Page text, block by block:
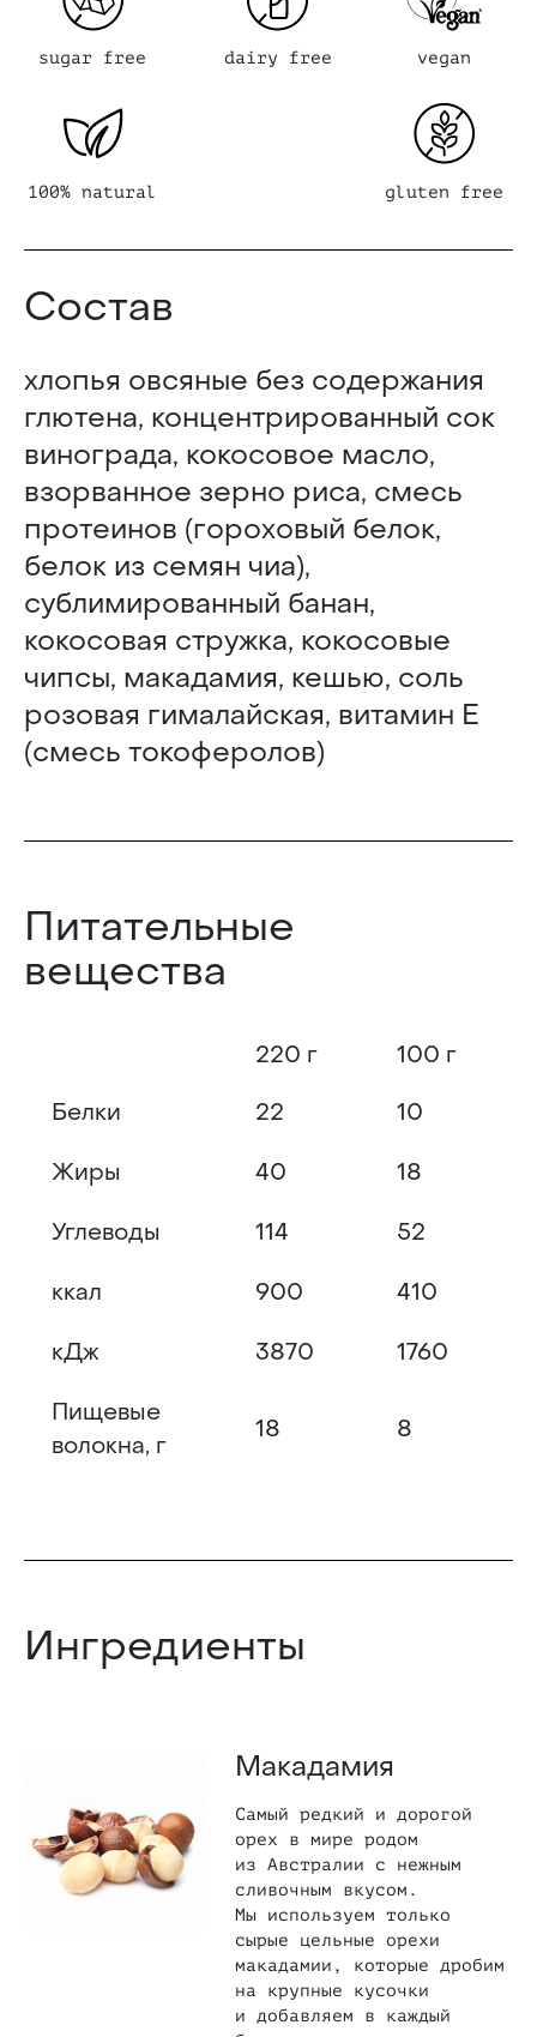
sugar free dairy free vegan
100% natural gluten free
Состав
хлопья овсяные без содержания
глютена, концентрированный сок
винограда, кокосовое масло,
взорванное зерно риса, смесь
протеинов (гороховый белок,
белок из семян чиа),
сублимированный банан,
кокосовая стружка, кокосовые
чипсы, макадамия, кешью, соль
розовая гималайская, витамин Е
(смесь токоферолов)
Питательные
вещества
220 г
100 г
Белки
22
10
Жиры
40
18
Углеводы
114
52
ккал
900
410
кДж
3870
1760
Пищевые
волокна, г
18 8
Ингредиенты
Макадамия
Самый редкий и дорогой
орех в мире родом
из Австралии с нежным
сливочным вкусом.
Мы используем только
сырые цельные орехи
макадамии, которые дробим
на крупные кусочки
и добавляем в каждый